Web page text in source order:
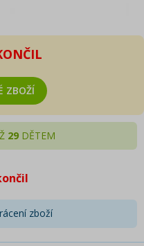
ZBOŽÍ
29 DĚTEM
zboží